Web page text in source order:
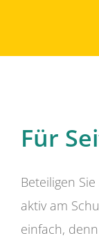
Für
Beteiligen
aktiv am
einfach,